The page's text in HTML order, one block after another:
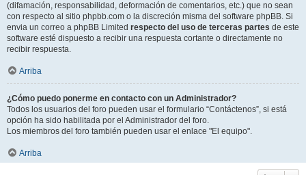
(difamación, responsabilidad, deformación de comentarios, etc.) que no sean
con respecto al sitio phpbb.com o la discreción misma del software phpBB. Si
envia un correo a phpBB Limited respecto del uso de terceras partes de este
software esté dispuesto a recibir una respuesta cortante o directamente no
recibir respuesta.
Arriba
¿Cómo puedo ponerme en contacto con un Administrador?
Todos los usuarios del foro pueden usar el formulario “Contáctenos”, si está
opción ha sido habilitada por el Administrador del foro.
Los miembros del foro también pueden usar el enlace "El equipo".
Arriba